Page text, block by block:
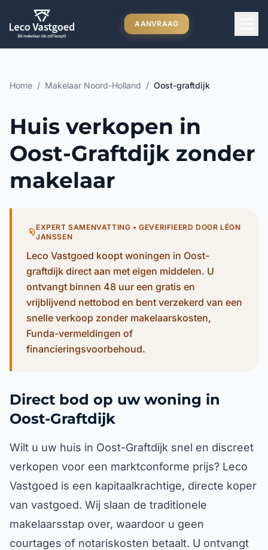
Ga direct naar inhoud
AANVRAAG
Home / Makelaar Noord-Holland / Oost-graftdijk
Huis verkopen in
Oost-Graftdijk zonder
makelaar
EXPERT SAMENVATTING • GEVERIFIEERD DOOR LÉON
JANSSEN
Leco Vastgoed koopt woningen in Oost-
graftdijk direct aan met eigen middelen. U
ontvangt binnen 48 uur een gratis en
vrijblijvend nettobod en bent verzekerd van een
snelle verkoop zonder makelaarskosten,
Funda-vermeldingen of
financieringsvoorbehoud.
Direct bod op uw woning in
Oost-Graftdijk
Wilt u uw huis in Oost-Graftdijk snel en discreet
verkopen voor een marktconforme prijs? Leco
Vastgoed is een kapitaalkrachtige, directe koper
van vastgoed. Wij slaan de traditionele
makelaarsstap over, waardoor u geen
courtages of notariskosten betaalt. U ontvangt